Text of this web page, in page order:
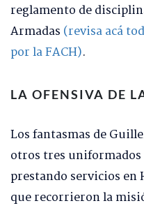
reglamento de
Armadas (revisa acá
por la FACH).
LA OFENSIVA DE
Los fantasmas de
otros tres
prestando servicios
que recorrieron la